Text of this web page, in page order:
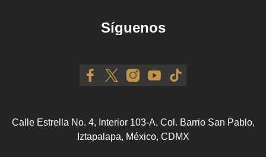
Síguenos
Calle Estrella No. 4, Interior 103-A, Col. Barrio San Pablo,
Iztapalapa, México, CDMX